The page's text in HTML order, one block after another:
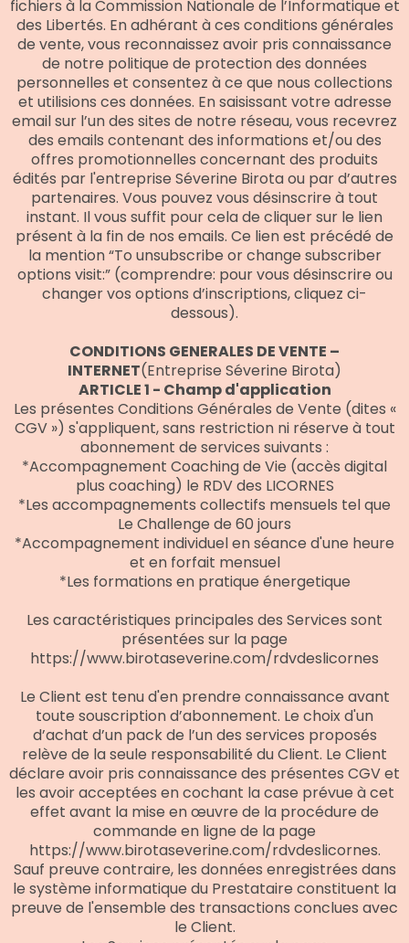
fichiers à la Commission Nationale de l’Informatique et
des Libertés. En adhérant à ces conditions générales
de vente, vous reconnaissez avoir pris connaissance
de notre politique de protection des données
personnelles et consentez à ce que nous collections
et utilisions ces données. En saisissant votre adresse
email sur l’un des sites de notre réseau, vous recevrez
des emails contenant des informations et/ou des
offres promotionnelles concernant des produits
édités par l'entreprise Séverine Birota ou par d’autres
partenaires. Vous pouvez vous désinscrire à tout
instant. Il vous suffit pour cela de cliquer sur le lien
présent à la fin de nos emails. Ce lien est précédé de
la mention “To unsubscribe or change subscriber
options visit:” (comprendre: pour vous désinscrire ou
changer vos options d’inscriptions, cliquez ci-
dessous).
CONDITIONS GENERALES DE VENTE –
INTERNET(Entreprise Séverine Birota)
ARTICLE 1 - Champ d'application
Les présentes Conditions Générales de Vente (dites «
CGV ») s'appliquent, sans restriction ni réserve à tout
abonnement de services suivants :
*Accompagnement Coaching de Vie (accès digital
plus coaching) le RDV des LICORNES
*Les accompagnements collectifs mensuels tel que
Le Challenge de 60 jours
*Accompagnement individuel en séance d'une heure
et en forfait mensuel
*Les formations en pratique énergetique
Les caractéristiques principales des Services sont
présentées sur la page
https://www.birotaseverine.com/rdvdeslicornes
Le Client est tenu d'en prendre connaissance avant
toute souscription d’abonnement. Le choix d'un
d’achat d’un pack de l’un des services proposés
relève de la seule responsabilité du Client. Le Client
déclare avoir pris connaissance des présentes CGV et
les avoir acceptées en cochant la case prévue à cet
effet avant la mise en œuvre de la procédure de
commande en ligne de la page
https://www.birotaseverine.com/rdvdeslicornes.
Sauf preuve contraire, les données enregistrées dans
le système informatique du Prestataire constituent la
preuve de l'ensemble des transactions conclues avec
le Client.